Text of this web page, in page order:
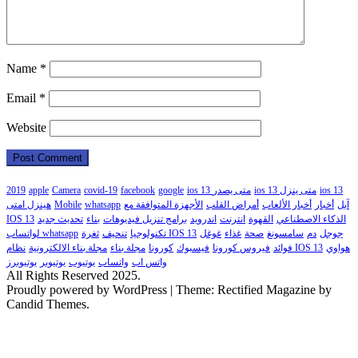
Name *
Email *
Website
2019 apple Camera covid-19 facebook google ios 13 متى يصدر ios 13 متى ينزل ios 13
هينزل امتى Mobile whatsapp آبل أخبار أخبار الألعاب أمراض القلب الأجهزة المتوافقة مع
IOS 13
الذكاء الاصطناعي القهوة انترنت اندرويد برامج تنزيل فيديوهات بناء تحديث جديد
لواتساب whatsapp
تكنولوجيا تنحيف ثغرة IOS 13 جوجل دم سامسونغ صحة غذاء غوغل
فوائد فيروس كورونا فيسبوك كورونا مجلة بناء مجلة بناء الالكترونية نظام IOS 13 هواوي
واتس اب واتساب يوتيوب يوتيوبر يوتيوبرز
All Rights Reserved 2025.
Proudly powered by WordPress | Theme: Rectified Magazine by
Candid Themes.